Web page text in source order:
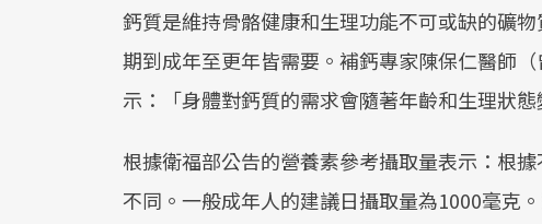
鈣質是維持骨骼健康和生理功能不可或缺的礦
期到成年至更年皆需要。補鈣專家陳保仁醫師
示：「身體對鈣質的需求會隨著年齡和生理狀態
根據衛福部公告的營養素參考攝取量表示：根
不同。一般成年人的建議日攝取量為1000毫克